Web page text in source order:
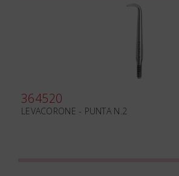
364520
LEVACORONE - PUNTA N.2